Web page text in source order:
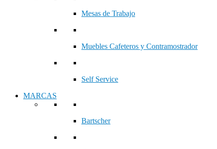
Mesas de Trabajo
Muebles Cafeteros y Contramostrador
Self Service
MARCAS
Bartscher